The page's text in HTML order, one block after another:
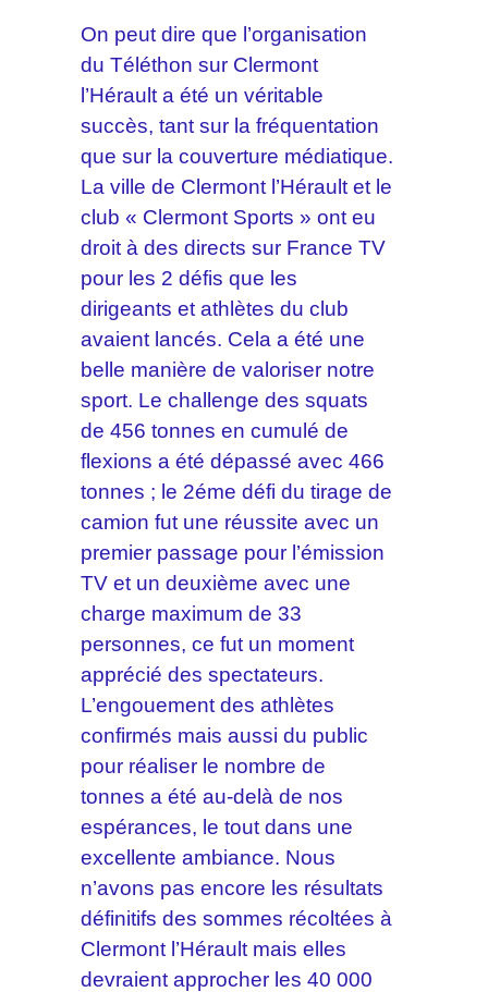
On peut dire que l’organisation
du Téléthon sur Clermont
l’Hérault a été un véritable
succès, tant sur la fréquentation
que sur la couverture médiatique.
La ville de Clermont l’Hérault et le
club « Clermont Sports » ont eu
droit à des directs sur France TV
pour les 2 défis que les
dirigeants et athlètes du club
avaient lancés. Cela a été une
belle manière de valoriser notre
sport. Le challenge des squats
de 456 tonnes en cumulé de
flexions a été dépassé avec 466
tonnes ; le 2éme défi du tirage de
camion fut une réussite avec un
premier passage pour l’émission
TV et un deuxième avec une
charge maximum de 33
personnes, ce fut un moment
apprécié des spectateurs.
L’engouement des athlètes
confirmés mais aussi du public
pour réaliser le nombre de
tonnes a été au-delà de nos
espérances, le tout dans une
excellente ambiance. Nous
n’avons pas encore les résultats
définitifs des sommes récoltées à
Clermont l’Hérault mais elles
devraient approcher les 40 000